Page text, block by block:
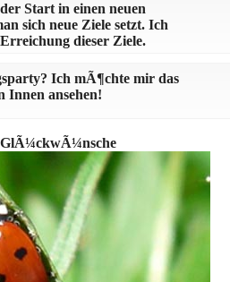
Start in einen neuen
sich neue Ziele setzt. Ich
dieser Ziele.
Ich mÃ¶chte mir das
Innen ansehen!